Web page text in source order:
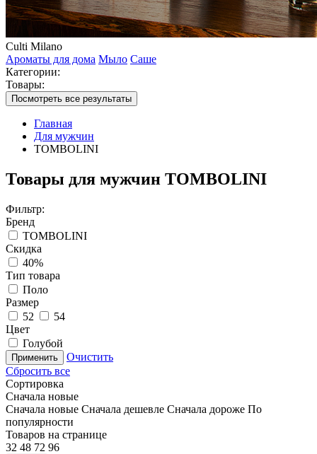
Culti Milano
Ароматы для дома Мыло Саше
Категории:
Товары:
Посмотреть все результаты
Главная
Для мужчин
TOMBOLINI
Товары для мужчин TOMBOLINI
Фильтр:
Бренд
TOMBOLINI
Скидка
40%
Тип товара
Поло
Размер
52
54
Цвет
Голубой
Применить
Очистить
Сбросить все
Сортировка
Сначала новые
Сначала новые Сначала дешевле Сначала дороже По
популярности
Товаров на странице
32 48 72 96